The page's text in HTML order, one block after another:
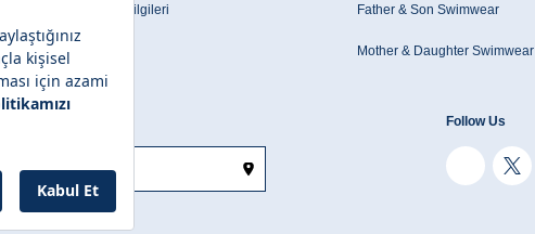
Banka Havale/EFT Bilgileri Father & Son Swimwear
Mother & Daughter Swimwear
Select
Follow Us